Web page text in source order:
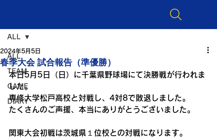
ALL
TEAM
GAME
DIARY
ALL
春季大会 試合報告（準優勝）
2024年5月5日
本日5月5日（日）に千葉県野球場にて決勝戦が行われま
した。
専修大学松戸高校と対戦し、4対8で敗退しました。
たくさんのご声援、本当にありがとうございました。
関東大会初戦は茨城県１位校との対戦になります。